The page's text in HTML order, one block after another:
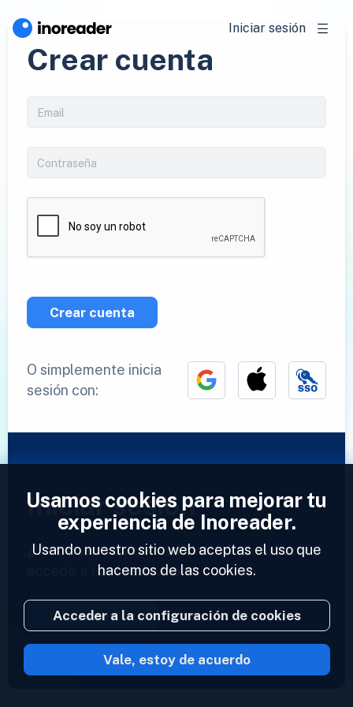
Iniciar sesión
Crear cuenta
Crear cuenta
O simplemente inicia
sesión con:
Iniciar sesión
¿Ya tienes una cuenta?Introduce tu perfil y
accede a tus feeds ahora.
Iniciar sesión
2023 © Inoreader
Usamos cookies para mejorar tu
experiencia de Inoreader.
Usando nuestro sitio web aceptas el uso que
hacemos de las cookies.
Acceder a la configuración de cookies
Vale, estoy de acuerdo